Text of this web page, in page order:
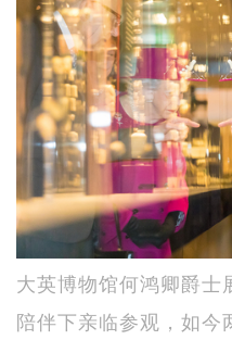
大英博物馆何鸿卿爵士
陪伴下亲临参观，如今